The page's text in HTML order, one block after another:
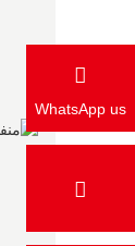
WhatsApp us